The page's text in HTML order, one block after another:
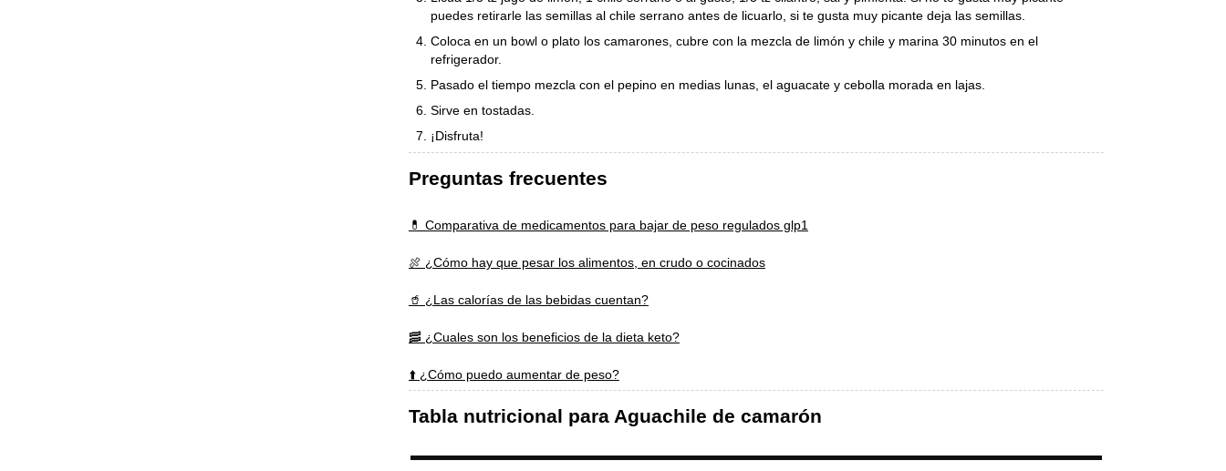
puedes retirarle las semillas al chile serrano antes de licuarlo, si te gusta muy picante deja las semillas.
Coloca en un bowl o plato los camarones, cubre con la mezcla de limón y chile y marina 30 minutos en el
refrigerador.
Pasado el tiempo mezcla con el pepino en medias lunas, el aguacate y cebolla morada en lajas.
Sirve en tostadas.
¡Disfruta!
Preguntas frecuentes
💊 Comparativa de medicamentos para bajar de peso regulados glp1
🍖 ¿Cómo hay que pesar los alimentos, en crudo o cocinados
🥤 ¿Las calorías de las bebidas cuentan?
🥓 ¿Cuales son los beneficios de la dieta keto?
⬆️ ¿Cómo puedo aumentar de peso?
Tabla nutricional para Aguachile de camarón